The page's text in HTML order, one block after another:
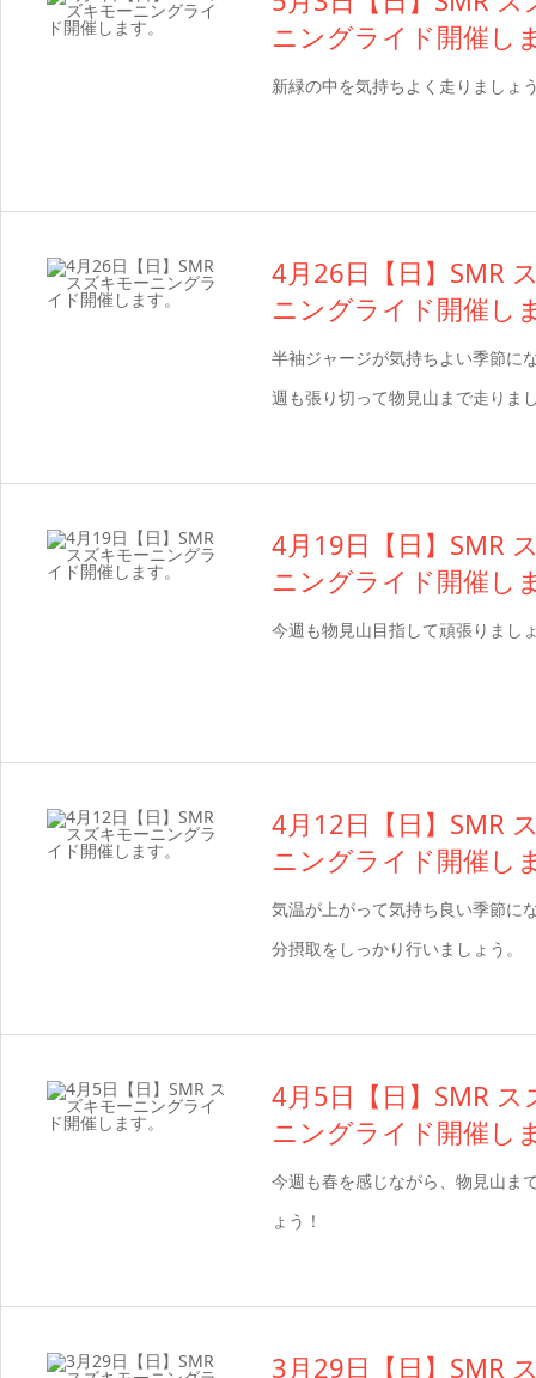
ニングライド開催し
新緑の中を気持ちよく走りましょ
4月26日【日】SMR
ニングライド開催し
半袖ジャージが気持ちよい季節に
週も張り切って物見山まで走りま
4月19日【日】SMR
ニングライド開催し
今週も物見山目指して頑張りまし
4月12日【日】SMR
ニングライド開催し
気温が上がって気持ち良い季節に
分摂取をしっかり行いましょう。
4月5日【日】SMR ス
ニングライド開催し
今週も春を感じながら、物見山ま
ょう！
3月29日【日】SMR